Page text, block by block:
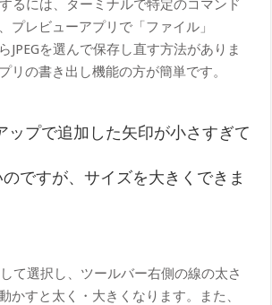
るには、ターミナルで特定のコマンド
プレビューアプリで「ファイル」
JPEGを選んで保存し直す方法がありま
リの書き出し機能の方が簡単です。
ップで追加した矢印が小さすぎて
のですが、サイズを大きくできま
て選択し、ツールバー右側の線の太さ
かすと太く・大きくなります。また、